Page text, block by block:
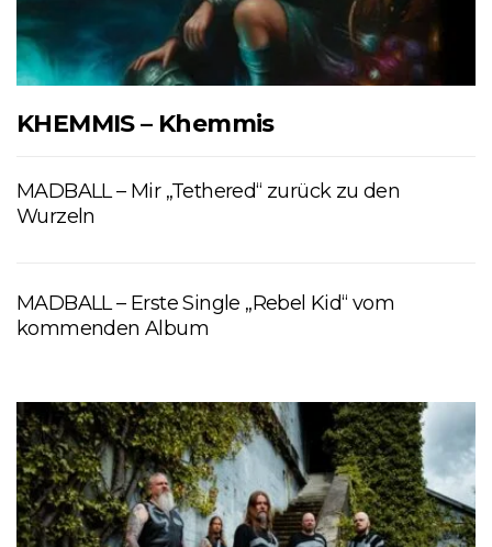
KHEMMIS – Khemmis
MADBALL – Mir „Tethered“ zurück zu den
Wurzeln
MADBALL – Erste Single „Rebel Kid“ vom
kommenden Album